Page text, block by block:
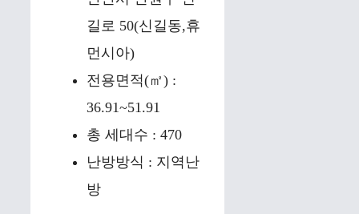
길로 50(신길동,휴
먼시아)
전용면적(㎡) :
36.91~51.91
총 세대수 : 470
난방방식 : 지역난
방